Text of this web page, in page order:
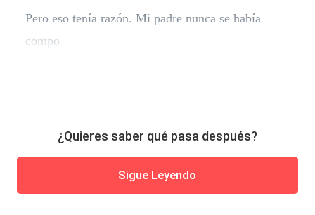
Pero eso tenía razón. Mi padre nunca se había
compo
¿Quieres saber qué pasa después?
Sigue Leyendo